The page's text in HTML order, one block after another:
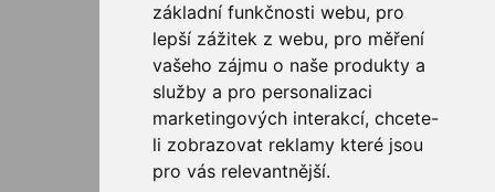
základní funkčnosti webu, pro
lepší zážitek z webu, pro měření
vašeho zájmu o naše produkty a
služby a pro personalizaci
marketingových interakcí, chcete-
li zobrazovat reklamy které jsou
pro vás relevantnější.
OPCJE PŁATNOŚCI